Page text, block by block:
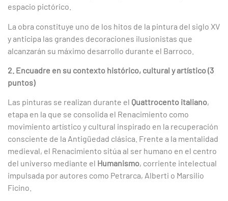
espacio pictórico.
La obra constituye uno de los hitos de la pintura del siglo XV
y anticipa las grandes decoraciones ilusionistas que
alcanzarán su máximo desarrollo durante el Barroco.
2. Encuadre en su contexto histórico, cultural y artístico (3
puntos)
Las pinturas se realizan durante el Quattrocento italiano,
etapa en la que se consolida el Renacimiento como
movimiento artístico y cultural inspirado en la recuperación
consciente de la Antigüedad clásica. Frente a la mentalidad
medieval, el Renacimiento sitúa al ser humano en el centro
del universo mediante el Humanismo, corriente intelectual
impulsada por autores como Petrarca, Alberti o Marsilio
Ficino.